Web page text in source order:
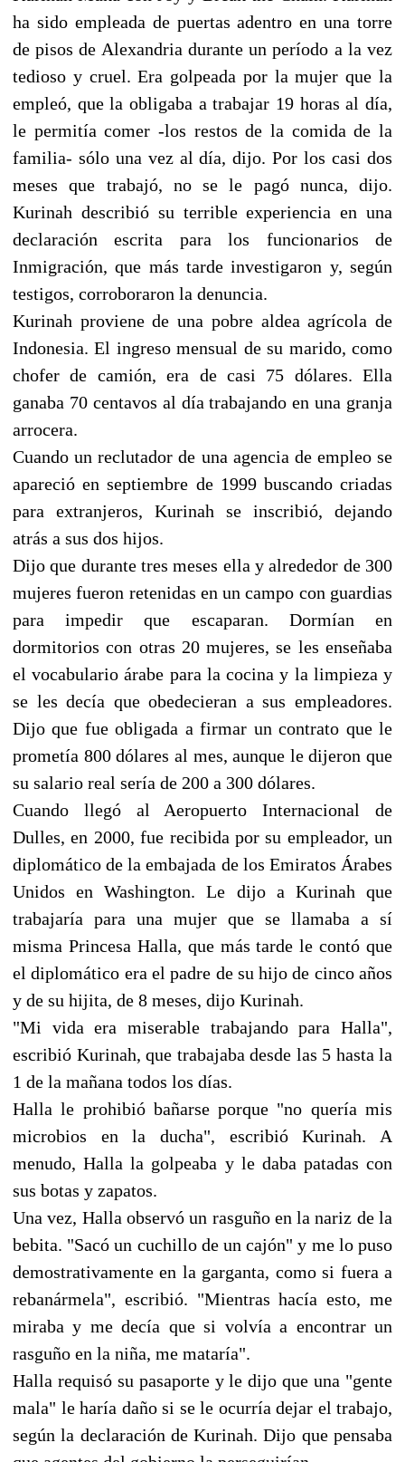
ha sido empleada de puertas adentro en una torre
de pisos de Alexandria durante un período a la vez
tedioso y cruel. Era golpeada por la mujer que la
empleó, que la obligaba a trabajar 19 horas al día,
le permitía comer -los restos de la comida de la
familia- sólo una vez al día, dijo. Por los casi dos
meses que trabajó, no se le pagó nunca, dijo.
Kurinah describió su terrible experiencia en una
declaración escrita para los funcionarios de
Inmigración, que más tarde investigaron y, según
testigos, corroboraron la denuncia.
Kurinah proviene de una pobre aldea agrícola de
Indonesia. El ingreso mensual de su marido, como
chofer de camión, era de casi 75 dólares. Ella
ganaba 70 centavos al día trabajando en una granja
arrocera.
Cuando un reclutador de una agencia de empleo se
apareció en septiembre de 1999 buscando criadas
para extranjeros, Kurinah se inscribió, dejando
atrás a sus dos hijos.
Dijo que durante tres meses ella y alrededor de 300
mujeres fueron retenidas en un campo con guardias
para impedir que escaparan. Dormían en
dormitorios con otras 20 mujeres, se les enseñaba
el vocabulario árabe para la cocina y la limpieza y
se les decía que obedecieran a sus empleadores.
Dijo que fue obligada a firmar un contrato que le
prometía 800 dólares al mes, aunque le dijeron que
su salario real sería de 200 a 300 dólares.
Cuando llegó al Aeropuerto Internacional de
Dulles, en 2000, fue recibida por su empleador, un
diplomático de la embajada de los Emiratos Árabes
Unidos en Washington. Le dijo a Kurinah que
trabajaría para una mujer que se llamaba a sí
misma Princesa Halla, que más tarde le contó que
el diplomático era el padre de su hijo de cinco años
y de su hijita, de 8 meses, dijo Kurinah.
"Mi vida era miserable trabajando para Halla",
escribió Kurinah, que trabajaba desde las 5 hasta la
1 de la mañana todos los días.
Halla le prohibió bañarse porque "no quería mis
microbios en la ducha", escribió Kurinah. A
menudo, Halla la golpeaba y le daba patadas con
sus botas y zapatos.
Una vez, Halla observó un rasguño en la nariz de la
bebita. "Sacó un cuchillo de un cajón" y me lo puso
demostrativamente en la garganta, como si fuera a
rebanármela", escribió. "Mientras hacía esto, me
miraba y me decía que si volvía a encontrar un
rasguño en la niña, me mataría".
Halla requisó su pasaporte y le dijo que una "gente
mala" le haría daño si se le ocurría dejar el trabajo,
según la declaración de Kurinah. Dijo que pensaba